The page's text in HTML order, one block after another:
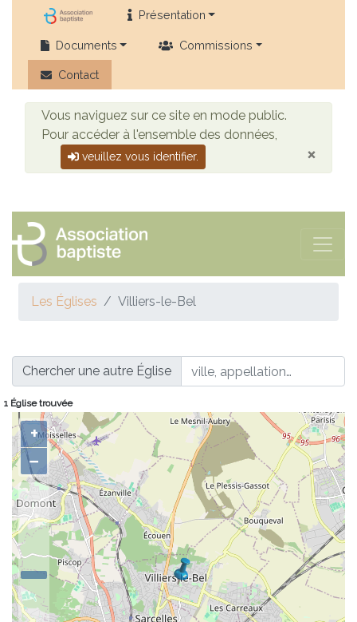
Présentation
Documents Commissions
Contact
Vous naviguez sur ce site en mode public.
Pour accéder à l'ensemble des données,
veuillez vous identifier. ×
Les Églises Villiers-le-Bel
Chercher une autre Église
1Église trouvée
+
−